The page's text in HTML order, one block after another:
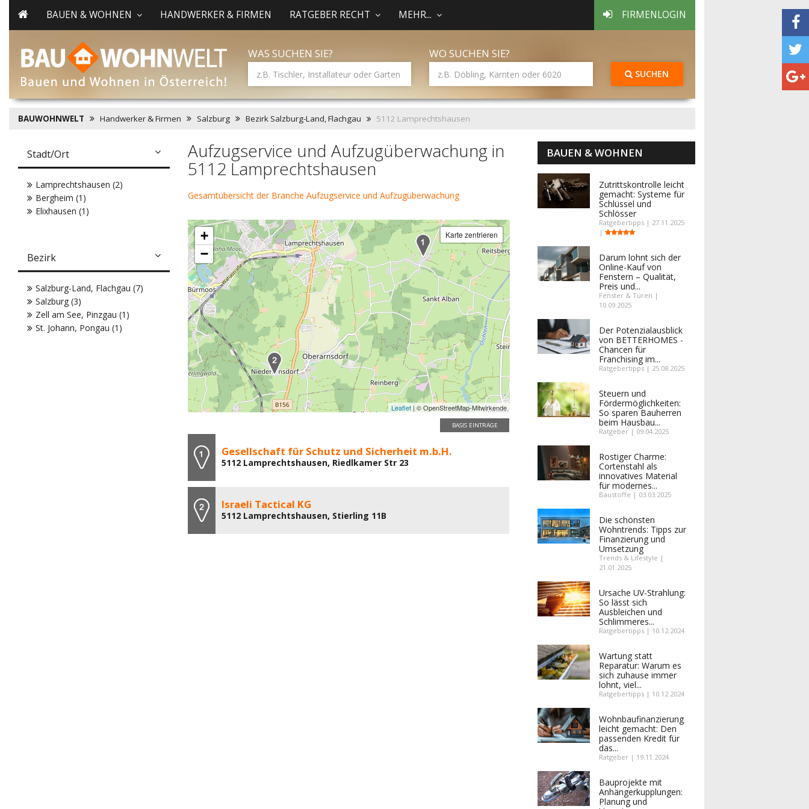
BAUEN & WOHNEN HANDWERKER & FIRMEN RATGEBER RECHT MEHR... FIRMENLOGIN
WAS SUCHEN SIE? WO SUCHEN SIE?
SUCHEN
BAUWOHNWELT Handwerker & Firmen Salzburg Bezirk Salzburg-Land, Flachgau 5112 Lamprechtshausen
Aufzugservice und Aufzugüberwachung in
5112 Lamprechtshausen
Gesamtübersicht der Branche Aufzugservice und Aufzugüberwachung
+
−
Karte zentrieren
Leaflet | © OpenStreetMap-Mitwirkende
BASIS EINTRÄGE
Gesellschaft für Schutz und Sicherheit m.b.H.
5112 Lamprechtshausen, Riedlkamer Str 23
Israeli Tactical KG
5112 Lamprechtshausen, Stierling 11B
Stadt/Ort
Lamprechtshausen (2)
Bergheim (1)
Elixhausen (1)
Bezirk
Salzburg-Land, Flachgau (7)
Salzburg (3)
Zell am See, Pinzgau (1)
St. Johann, Pongau (1)
BAUEN & WOHNEN
Zutrittskontrolle leicht
gemacht: Systeme für
Schlüssel und
Schlösser
Ratgebertipps | 27.11.2025
|
Darum lohnt sich der
Online-Kauf von
Fenstern – Qualität,
Preis und...
Fenster & Türen |
10.09.2025
Der Potenzialausblick
von BETTERHOMES -
Chancen für
Franchising im...
Ratgebertipps | 25.08.2025
Steuern und
Fördermöglichkeiten:
So sparen Bauherren
beim Hausbau...
Ratgeber | 09.04.2025
Rostiger Charme:
Cortenstahl als
innovatives Material
für modernes...
Baustoffe | 03.03.2025
Die schönsten
Wohntrends: Tipps zur
Finanzierung und
Umsetzung
Trends & Lifestyle |
21.01.2025
Ursache UV-Strahlung:
So lässt sich
Ausbleichen und
Schlimmeres...
Ratgebertipps | 10.12.2024
Wartung statt
Reparatur: Warum es
sich zuhause immer
lohnt, viel...
Ratgebertipps | 10.12.2024
Wohnbaufinanzierung
leicht gemacht: Den
passenden Kredit für
das...
Ratgeber | 19.11.2024
Bauprojekte mit
Anhängerkupplungen:
Planung und